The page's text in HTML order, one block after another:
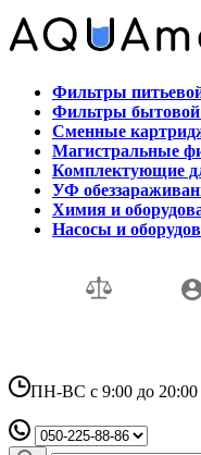
Фильтры
Фильтры
Сменные
Магистральные
Комплектующие
УФ
Химия и
Насосы и
ПН-ВС с 9:00 до 20:00